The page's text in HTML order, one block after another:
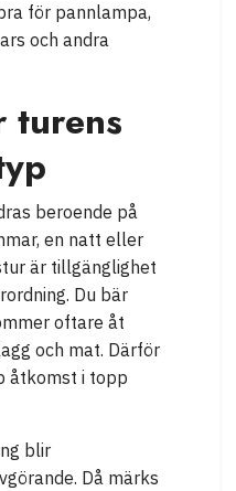
för pannlampa,
och andra
turens
beroende på
en natt eller
är tillgänglighet
Du bär
oftare åt
och mat. Därför
åtkomst i topp
blir
Då märks